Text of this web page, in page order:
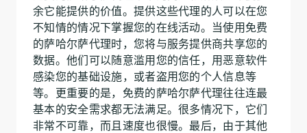
余它能提供的价值。提供这些代理的人可以在您
不知情的情况下掌握您的在线活动。当使用免费
的萨哈尔萨代理时，您将与服务提供商共享您的
数据。他们可以随意滥用您的信任，用恶意软件
感染您的基础设施，或者盗用您的个人信息等
等。更重要的是，免费的萨哈尔萨代理往往连最
基本的安全需求都无法满足。很多情况下，它们
非常不可靠，而且速度也很慢。最后，由于其他